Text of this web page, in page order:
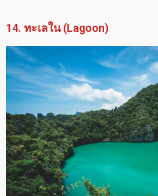
14. ทะเลใน (Lagoon)